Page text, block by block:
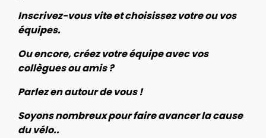
Inscrivez-vous vite et choisissez votre ou vos
équipes.
Ou encore, créez votre équipe avec vos
collègues ou amis ?
Parlez en autour de vous !
Soyons nombreux pour faire avancer la cause
du vélo..